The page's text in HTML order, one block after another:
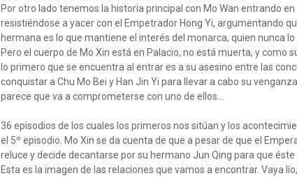
Por otro lado tenemos la historia principal con Mo Wan entrando
resistiéndose a yacer con el Empetrador Hong Yi, argumentando
hermana es lo que mantiene el interés del monarca, quien nunca lo
Pero el cuerpo de Mo Xin está en Palacio, no está muerta, y como
lo primero que se encuentra al entrar es a su asesino entre las
conquistar a Chu Mo Bei y Han Jin Yi para llevar a cabo su
parece que va a comprometerse con uno de ellos...
36 episodios de los cuales los primeros nos sitúan y los
el 5º episodio. Mo Xin se da cuenta de que a pesar de que el
reluce y decide decantarse por su hermano Jun Qing para que éste
Esta es la imagen de las relaciones que vamos a encontrar. Vaya